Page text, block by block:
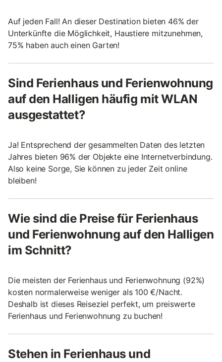
Auf jeden Fall! An dieser Destination bieten 46% der
Unterkünfte die Möglichkeit, Haustiere mitzunehmen,
75% haben auch einen Garten!
Sind Ferienhaus und Ferienwohnung
auf den Halligen häufig mit WLAN
ausgestattet?
Ja! Entsprechend der gesammelten Daten des letzten
Jahres bieten 96% der Objekte eine Internetverbindung.
Also keine Sorge, Sie können zu jeder Zeit online
bleiben!
Wie sind die Preise für Ferienhaus
und Ferienwohnung auf den Halligen
im Schnitt?
Die meisten der Ferienhaus und Ferienwohnung (92%)
kosten normalerweise weniger als 100 €/Nacht.
Deshalb ist dieses Reiseziel perfekt, um preiswerte
Ferienhaus und Ferienwohnung zu buchen!
Stehen in Ferienhaus und